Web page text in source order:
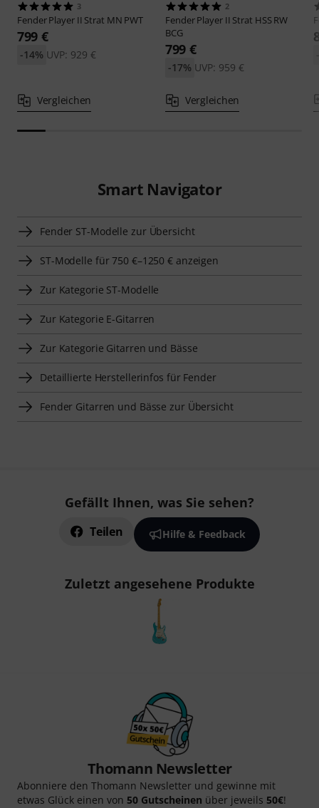
3
FenderPlayer II Strat MN PWT
799 €
UVP: 929 €
-14%
Vergleichen
2
FenderPlayer II Strat HSS RW
BCG
799 €
UVP: 959 €
-17%
Vergleichen
Smart Navigator
Fender ST-Modelle zur Übersicht
ST-Modelle für 750 €–1250 € anzeigen
Zur Kategorie ST-Modelle
Zur Kategorie E-Gitarren
Zur Kategorie Gitarren und Bässe
Detaillierte Herstellerinfos für Fender
Fender Gitarren und Bässe zur Übersicht
Gefällt Ihnen, was Sie sehen?
Teilen Hilfe & Feedback
Zuletzt angesehene Produkte
Thomann Newsletter
Abonniere den Thomann Newsletter und gewinne mit
etwas Glück einen von 50 Gutscheinen über jeweils 50€!